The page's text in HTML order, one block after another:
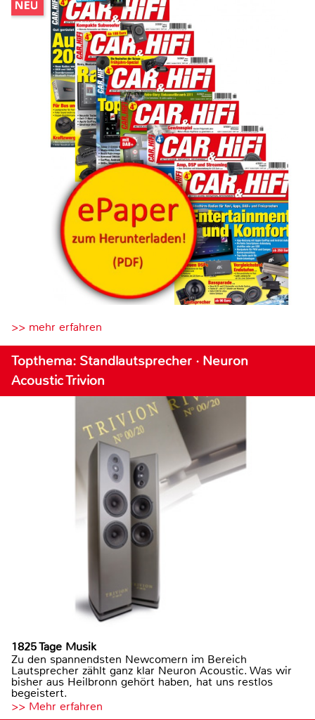
>> mehr erfahren
Topthema: Standlautsprecher · Neuron
Acoustic Trivion
1825 Tage Musik
Zu den spannendsten Newcomern im Bereich
Lautsprecher zählt ganz klar Neuron Acoustic. Was wir
bisher aus Heilbronn gehört haben, hat uns restlos
begeistert.
>> Mehr erfahren